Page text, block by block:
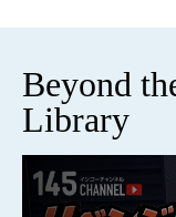
Beyond
Library